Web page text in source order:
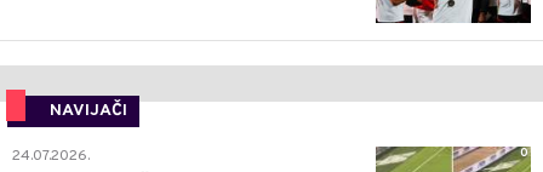
NAVIJAČI
0
24.07.2026.